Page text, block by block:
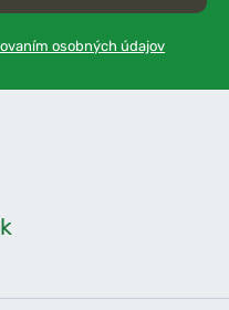
osobných údajov